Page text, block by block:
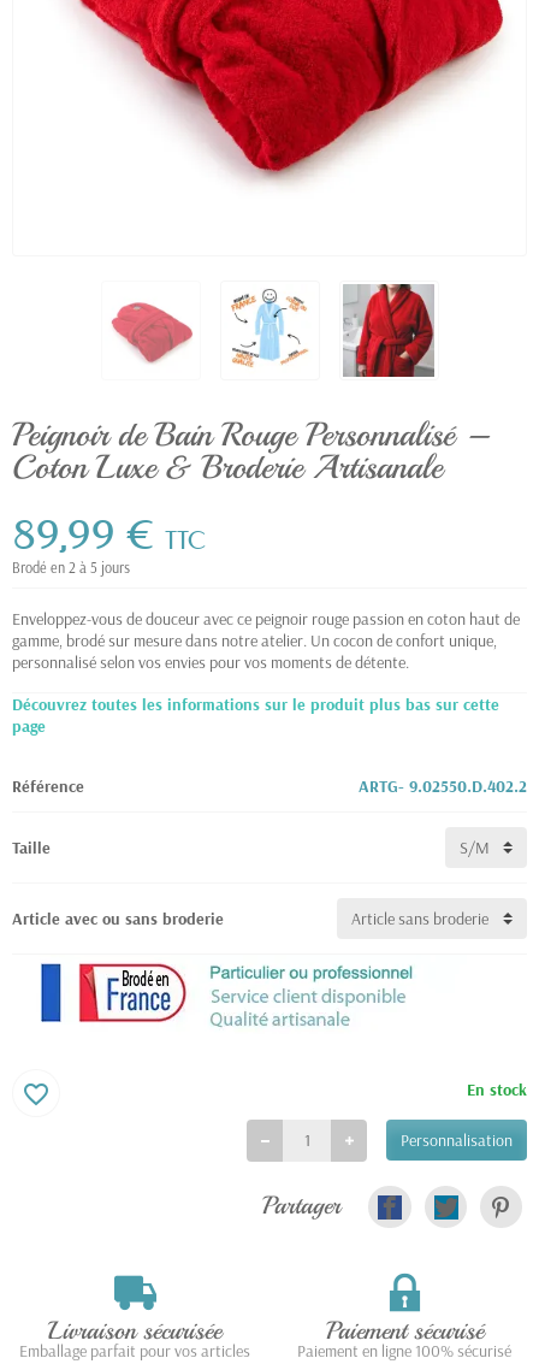
Peignoir de Bain Rouge Personnalisé –
Coton Luxe & Broderie Artisanale
89,99 € TTC
Brodé en 2 à 5 jours
Enveloppez-vous de douceur avec ce peignoir rouge passion en coton haut de
gamme, brodé sur mesure dans notre atelier. Un cocon de confort unique,
personnalisé selon vos envies pour vos moments de détente.
Découvrez toutes les informations sur le produit plus bas sur cette
page
Référence ARTG- 9.02550.D.402.2
Taille
Article avec ou sans broderie
En stock
Personnalisation
favorite_border
Partager
Livraison sécurisée
Emballage parfait pour vos articles
Paiement sécurisé
Paiement en ligne 100% sécurisé